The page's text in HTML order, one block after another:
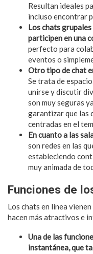
Resultan ideales
incluso encontrar
Los chats
participen en una
perfecto para
eventos o
Otro tipo de chat
Se trata de
unirse y discutir
son muy seguras
garantizar que las
centradas en el
En cuanto a las
son redes en las
estableciendo
muy animada de
Funciones de
Los chats en línea
hacen más atractivos e
Una de las
instantánea, que